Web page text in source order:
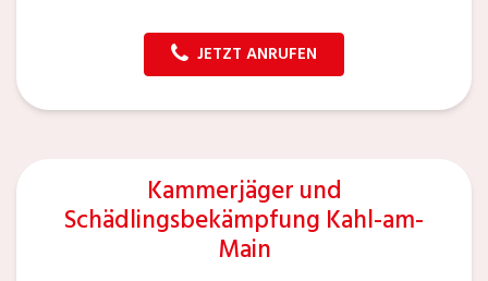
JETZT ANRUFEN
Kammerjäger und
Schädlingsbekämpfung Kahl-am-
Main